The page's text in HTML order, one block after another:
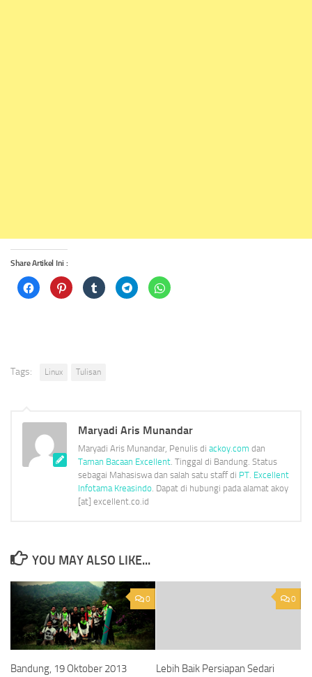
Share Artikel Ini :
Click
to
share
Click
to
share
Click
to
share
Click
to
share
Click
to
Tags:
Linux Tulisan
Maryadi Aris Munandar
Maryadi Aris Munandar, Penulis di ackoy.com dan
Taman Bacaan Excellent. Tinggal di Bandung. Status
sebagai Mahasiswa dan salah satu staff di PT. Excellent
Infotama Kreasindo. Dapat di hubungi pada alamat akoy
[at] excellent.co.id
YOU MAY ALSO LIKE...
0
Bandung, 19 Oktober 2013
0
Lebih Baik Persiapan Sedari